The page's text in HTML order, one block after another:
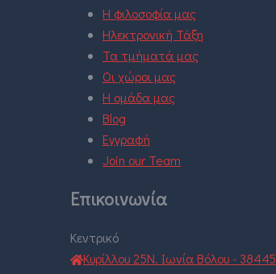
Η φιλοσοφία μας
Ηλεκτρονική Τάξη
Τα τμήματά μας
Οι χώροι μας
Η ομάδα μας
Blog
Εγγραφή
Join our Team
Επικοινωνία
Κεντρικό
Κυρίλλου 25Ν. Ιωνία Βόλου - 38445